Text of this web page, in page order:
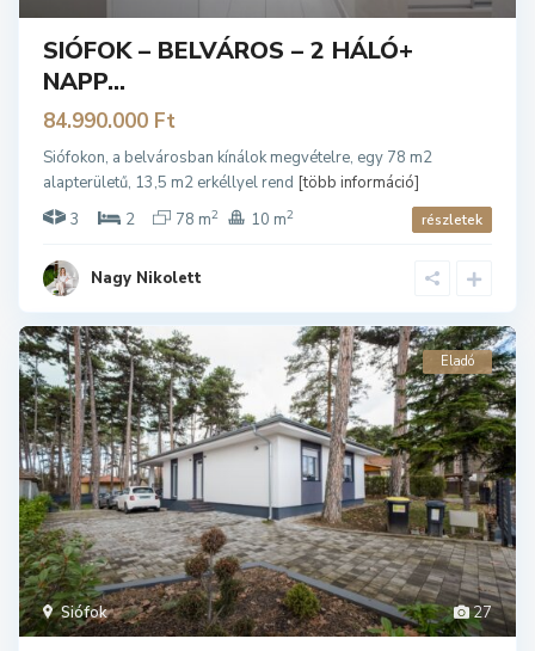
SIÓFOK – BELVÁROS – 2 HÁLÓ+
NAPP...
84.990.000 Ft
Siófokon, a belvárosban kínálok megvételre, egy 78 m2
alapterületű, 13,5 m2 erkéllyel rend [több információ]
3
2 78 m2 10 m2 részletek
Nagy Nikolett
27
Siófok
Eladó